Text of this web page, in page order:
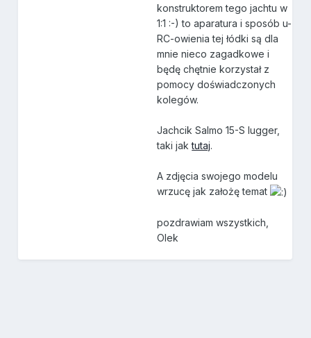
konstruktorem tego jachtu w
1:1 :-) to aparatura i sposób u-
RC-owienia tej łódki są dla
mnie nieco zagadkowe i
będę chętnie korzystał z
pomocy doświadczonych
kolegów.
Jachcik Salmo 15-S lugger,
taki jaktutaj.
A zdjęcia swojego modelu
wrzucę jak założę temat
pozdrawiam wszystkich,
Olek